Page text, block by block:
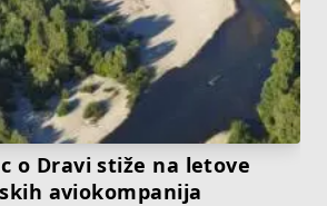
o Dravi stiže na letove
aviokompanija